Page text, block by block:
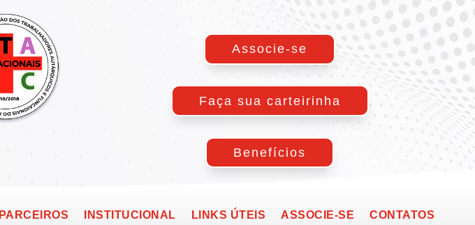
Associe-se
Faça sua carteirinha
Benefícios
PARCEIROS INSTITUCIONAL LINKS ÚTEIS ASSOCIE-SE CONTATOS